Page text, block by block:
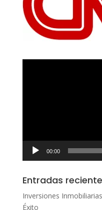
00:00
Entradas
Inversiones
Éxito